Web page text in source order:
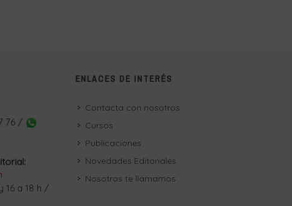
76 /
16 a 18 h /
ENLACES DE INTERÉS
Contacta con nosotros
Cursos
Publicaciones
Novedades Editoriales
Nosotros te llamamos